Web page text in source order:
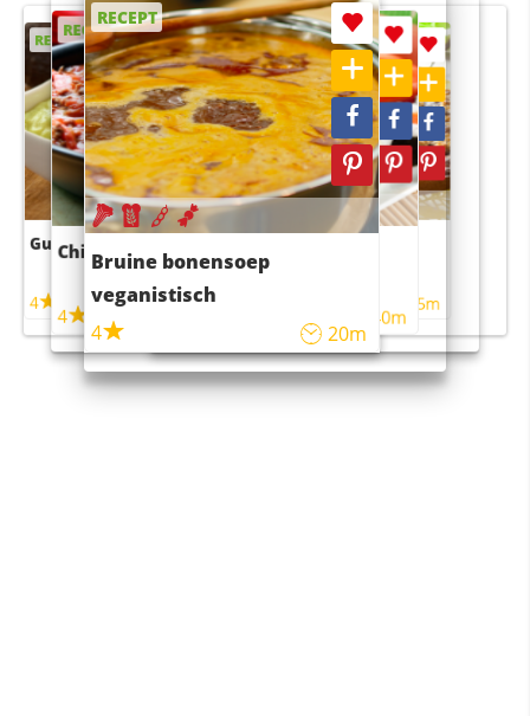
RECEPT
Guacamole
4
RECEPT
Chili con carne
4
RECEPT
Bruine bonensoep
veganistisch
4
20m
RECEPT
Sushi rijstsalade
maaltijdsalade
40m
RECEPT
4 55m